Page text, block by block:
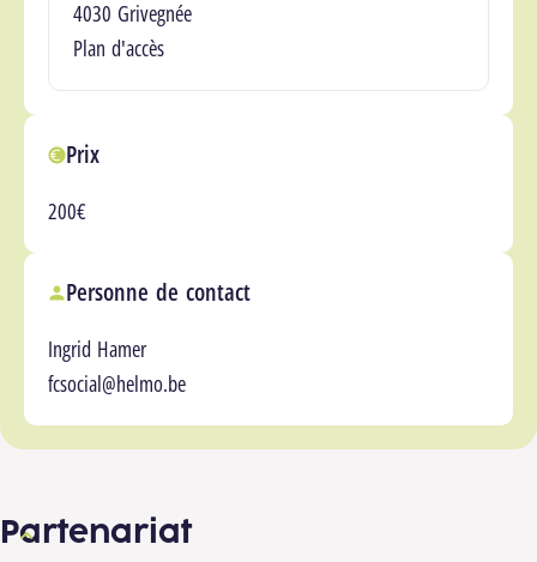
4030 Grivegnée
Plan d'accès
Prix
200€
Personne de contact
Ingrid Hamer
fcsocial@helmo.be
Partenariat